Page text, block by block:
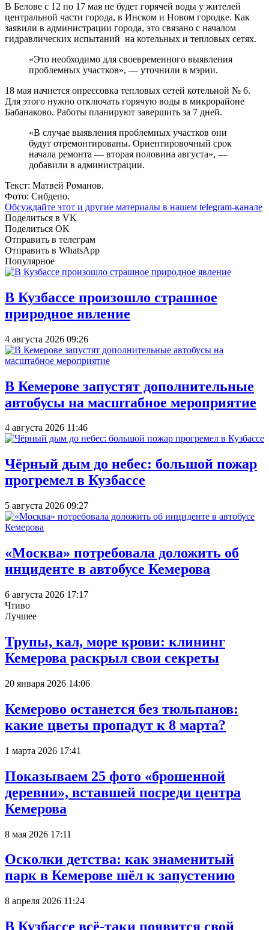
В Белове с 12 по 17 мая не будет горячей воды у жителей
центральной части города, в Инском и Новом городке. Как
заявили в администрации города, это связано с началом
гидравлических испытаний на котельных и тепловых сетях.
«Это необходимо для своевременного выявления
проблемных участков», — уточнили в мэрии.
18 мая начнется опрессовка тепловых сетей котельной № 6.
Для этого нужно отключать горячую воды в микрорайоне
Бабанаково. Работы планируют завершить за 7 дней.
«В случае выявления проблемных участков они
будут отремонтированы. Ориентировочный срок
начала ремонта — вторая половина августа», —
добавили в администрации.
Текст: Матвей Романов.
Фото: Сибдепо.
Обсуждайте этот и другие материалы в нашем telegram-канале
Поделиться в VK
Поделиться OK
Отправить в телеграм
Отправить в WhatsApp
Популярное
В Кузбассе произошло страшное
природное явление
4 августа 2026 09:26
В Кемерове запустят дополнительные
автобусы на масштабное мероприятие
4 августа 2026 11:46
Чёрный дым до небес: большой пожар
прогремел в Кузбассе
5 августа 2026 09:27
«Москва» потребовала доложить об
инциденте в автобусе Кемерова
6 августа 2026 17:17
Чтиво
Лучшее
Трупы, кал, море крови: клининг
Кемерова раскрыл свои секреты
20 января 2026 14:06
Кемерово останется без тюльпанов:
какие цветы пропадут к 8 марта?
1 марта 2026 17:41
Показываем 25 фото «брошенной
деревни», вставшей посреди центра
Кемерова
8 мая 2026 17:11
Осколки детства: как знаменитый
парк в Кемерове шёл к запустению
8 апреля 2026 11:24
В Кузбассе всё-таки появится свой